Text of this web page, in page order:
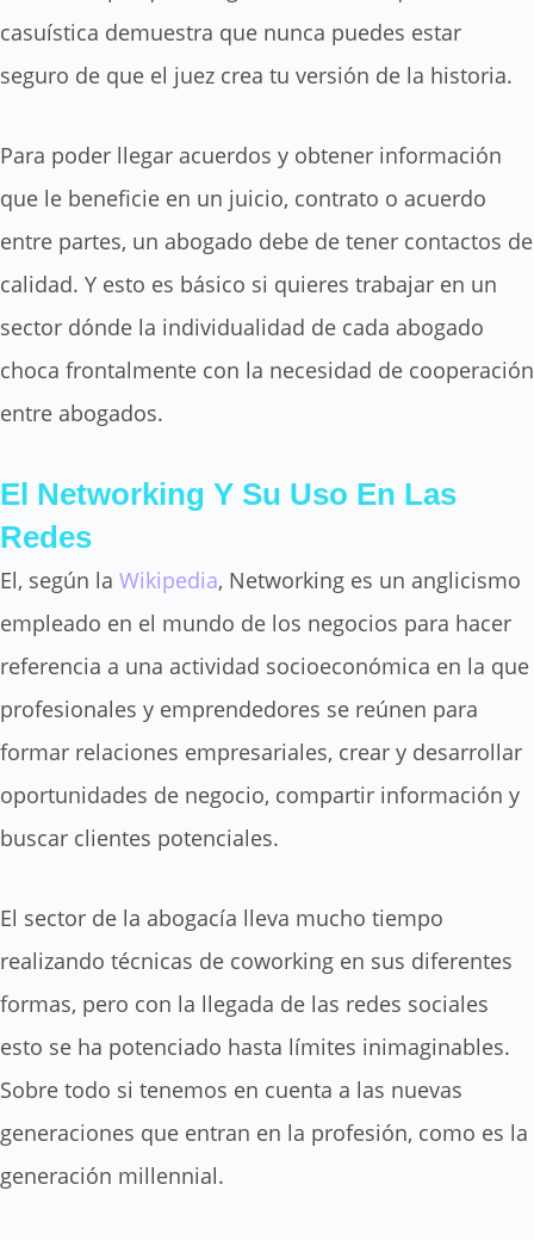
casuística demuestra que nunca puedes estar
seguro de que el juez crea tu versión de la historia.
Para poder llegar acuerdos y obtener información
que le beneficie en un juicio, contrato o acuerdo
entre partes, un abogado debe de tener contactos de
calidad. Y esto es básico si quieres trabajar en un
sector dónde la individualidad de cada abogado
choca frontalmente con la necesidad de cooperación
entre abogados.
El Networking Y Su Uso En Las
Redes
El, según la Wikipedia, Networking es un anglicismo
empleado en el mundo de los negocios para hacer
referencia a una actividad socioeconómica en la que
profesionales y emprendedores se reúnen para
formar relaciones empresariales, crear y desarrollar
oportunidades de negocio, compartir información y
buscar clientes potenciales.
El sector de la abogacía lleva mucho tiempo
realizando técnicas de coworking en sus diferentes
formas, pero con la llegada de las redes sociales
esto se ha potenciado hasta límites inimaginables.
Sobre todo si tenemos en cuenta a las nuevas
generaciones que entran en la profesión, como es la
generación millennial.